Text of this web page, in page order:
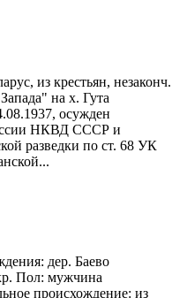
из крестьян, незаконч.
на х. Гута
осужден
НКВД СССР и
разведки по ст. 68 УК
дер. Баево
Пол: мужчина
происхождение: из